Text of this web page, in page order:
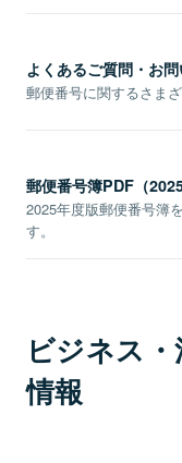
よくあるご質問・お
郵便番号に関するさま
郵便番号簿PDF（
2025年度版郵便番号簿
す。
ビジネス
情報